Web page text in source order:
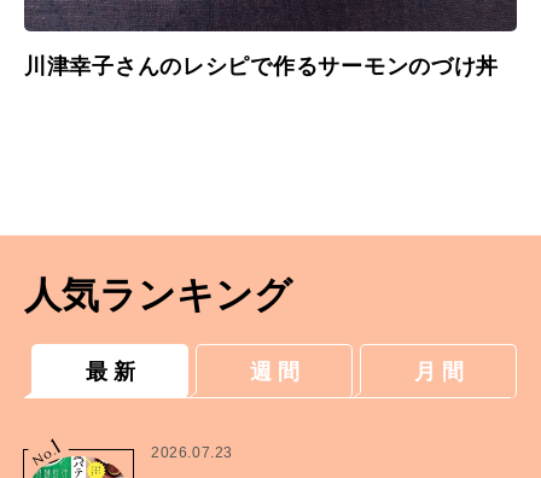
川津幸子さんのレシピで作るサーモンのづけ丼
人気ランキング
最 新 週 間 月 間
No.
1 2026.07.23